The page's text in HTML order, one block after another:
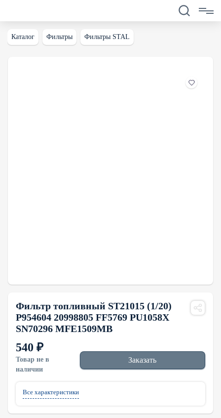
Каталог Фильтры Фильтры STAL
Фильтр топливный ST21015 (1/20)
P954604 20998805 FF5769 PU1058X
SN70296 MFE1509MB
Все характеристики
540 ₽
Товар не в
наличии
Заказать